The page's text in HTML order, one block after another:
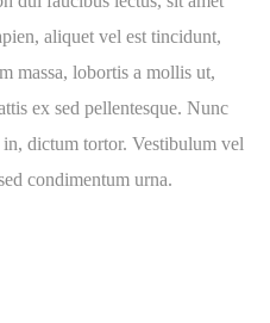
aliquet vel est tincidunt,
massa, lobortis a mollis ut,
ex sed pellentesque. Nunc
dictum tortor. Vestibulum vel
condimentum urna.